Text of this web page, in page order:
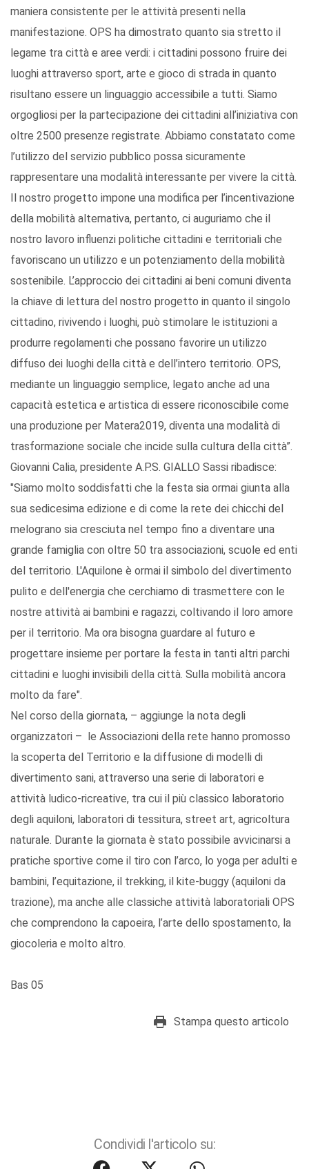
maniera consistente per le attività presenti nella
manifestazione. OPS ha dimostrato quanto sia stretto il
legame tra città e aree verdi: i cittadini possono fruire dei
luoghi attraverso sport, arte e gioco di strada in quanto
risultano essere un linguaggio accessibile a tutti. Siamo
orgogliosi per la partecipazione dei cittadini all’iniziativa con
oltre 2500 presenze registrate. Abbiamo constatato come
l’utilizzo del servizio pubblico possa sicuramente
rappresentare una modalità interessante per vivere la città.
Il nostro progetto impone una modifica per l’incentivazione
della mobilità alternativa, pertanto, ci auguriamo che il
nostro lavoro influenzi politiche cittadini e territoriali che
favoriscano un utilizzo e un potenziamento della mobilità
sostenibile. L’approccio dei cittadini ai beni comuni diventa
la chiave di lettura del nostro progetto in quanto il singolo
cittadino, rivivendo i luoghi, può stimolare le istituzioni a
produrre regolamenti che possano favorire un utilizzo
diffuso dei luoghi della città e dell’intero territorio. OPS,
mediante un linguaggio semplice, legato anche ad una
capacità estetica e artistica di essere riconoscibile come
una produzione per Matera2019, diventa una modalità di
trasformazione sociale che incide sulla cultura della città”.
Giovanni Calia, presidente A.P.S. GIALLO Sassi ribadisce:
"Siamo molto soddisfatti che la festa sia ormai giunta alla
sua sedicesima edizione e di come la rete dei chicchi del
melograno sia cresciuta nel tempo fino a diventare una
grande famiglia con oltre 50 tra associazioni, scuole ed enti
del territorio. L'Aquilone è ormai il simbolo del divertimento
pulito e dell'energia che cerchiamo di trasmettere con le
nostre attività ai bambini e ragazzi, coltivando il loro amore
per il territorio. Ma ora bisogna guardare al futuro e
progettare insieme per portare la festa in tanti altri parchi
cittadini e luoghi invisibili della città. Sulla mobilità ancora
molto da fare".
Nel corso della giornata, – aggiunge la nota degli
organizzatori – le Associazioni della rete hanno promosso
la scoperta del Territorio e la diffusione di modelli di
divertimento sani, attraverso una serie di laboratori e
attività ludico-ricreative, tra cui il più classico laboratorio
degli aquiloni, laboratori di tessitura, street art, agricoltura
naturale. Durante la giornata è stato possibile avvicinarsi a
pratiche sportive come il tiro con l’arco, lo yoga per adulti e
bambini, l’equitazione, il trekking, il kite-buggy (aquiloni da
trazione), ma anche alle classiche attività laboratoriali OPS
che comprendono la capoeira, l’arte dello spostamento, la
giocoleria e molto altro.
Bas 05
Stampa questo articolo
Condividi l'articolo su: